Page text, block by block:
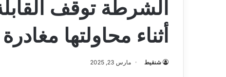
الشرطة توقف
أثناء محاولتها مغادرة
شنقيط مارس 23, 2025